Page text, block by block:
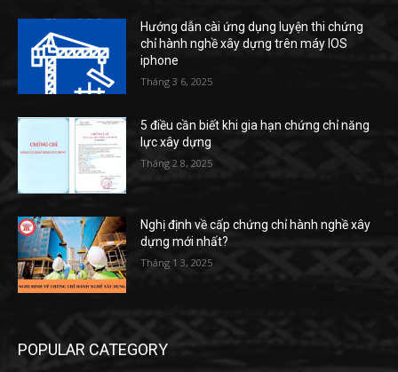
Hướng dẫn cài ứng dụng luyện thi chứng
chỉ hành nghề xây dựng trên máy IOS
iphone
Tháng 3 6, 2025
5 điều cần biết khi gia hạn chứng chỉ năng
lực xây dựng
Tháng 2 8, 2025
Nghị định về cấp chứng chỉ hành nghề xây
dựng mới nhất?
Tháng 1 3, 2025
POPULAR CATEGORY